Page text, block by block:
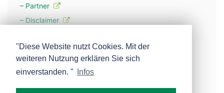
– Partner
– Disclaimer
– Werbung
– Mehr über unsere Experten
"Diese Website nutzt Cookies. Mit der
weiteren Nutzung erklären Sie sich
einverstanden. "
Infos